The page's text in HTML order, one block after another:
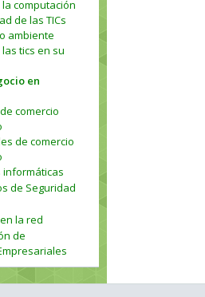
computación
de las TICs
ambiente
tics en su
en
comercio
de comercio
informáticas
de Seguridad
la red
de